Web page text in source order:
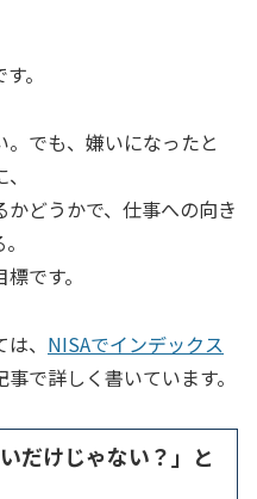
。
でも、嫌いになったと
かどうかで、仕事への向き
です。
、 NISAでインデックス
事で詳しく書いています。
だけじゃない？」と